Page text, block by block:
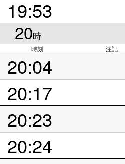
19:53
20時
時刻 注記
20:04
20:17
20:23
20:24